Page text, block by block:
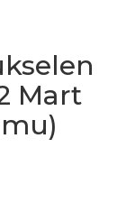
Mart